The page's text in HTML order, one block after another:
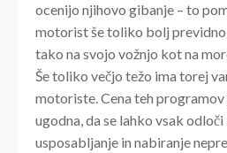
ocenijo njihovo gibanje – to
motorist še toliko bolj
tako na svojo vožnjo kot na
Še toliko večjo težo ima torej
motoriste. Cena teh programov
ugodna, da se lahko vsak
usposabljanje in nabiranje